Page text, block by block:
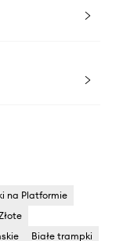
na Platformie
Białe trampki